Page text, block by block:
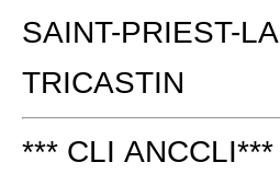
SAINT-PRIEST-
TRICASTIN
*** CLI ANCCLI***